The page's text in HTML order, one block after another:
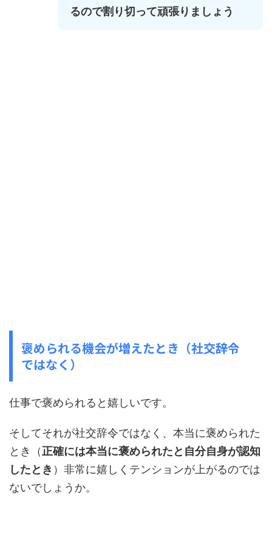
るので割り切って頑張りましょう
褒められる機会が増えたとき（社交辞令
ではなく）
仕事で褒められると嬉しいです。
そしてそれが社交辞令ではなく、本当に褒められた
とき（正確には本当に褒められたと自分自身が認知
したとき ）非常に嬉しくテンションが上がるのでは
ないでしょうか。